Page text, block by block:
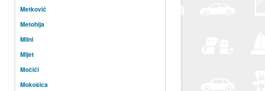
Metković
Metohija
Mlini
Mljet
Močići
Mokošica